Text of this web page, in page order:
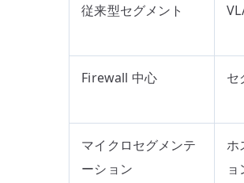
従来型セグメント
Firewall 中心 セ
マイクロセグメンテ
ーション
ホ